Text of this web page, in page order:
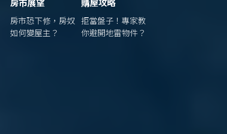
房市恐下修，房奴
如何變屋主？
拒當盤子！專家教
你避開地雷物件？